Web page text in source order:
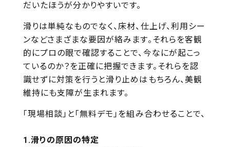
だいたほうが分かりやすいです。
滑りは単純なものでなく、床材、仕上げ、利用シー
ンなどさまざまな要因が絡みます。それらを客観
的にプロの眼で確認することで、今なにが起こっ
ているのか？を正確に把握できます。それらを認
識せずに対策を行うと滑り止めはもちろん、美観
維持にも支障が生まれます。
「現場相談」と「無料デモ」を組み合わせることで、
滑りの原因の特定